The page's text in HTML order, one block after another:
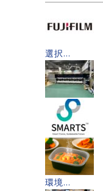
選択...
環境...